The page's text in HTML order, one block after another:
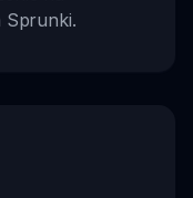
Sprunki.